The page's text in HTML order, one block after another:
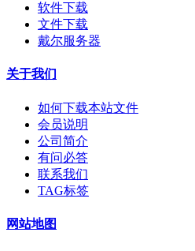
软件下载
文件下载
戴尔服务器
关于我们
如何下载本站文件
会员说明
公司简介
有问必答
联系我们
TAG标签
网站地图